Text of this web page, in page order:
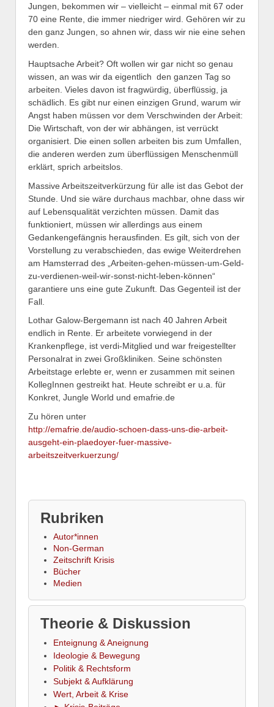
Jungen, bekommen wir – vielleicht – einmal mit 67 oder
70 eine Rente, die immer niedriger wird. Gehören wir zu
den ganz Jungen, so ahnen wir, dass wir nie eine sehen
werden.
Hauptsache Arbeit? Oft wollen wir gar nicht so genau
wissen, an was wir da eigentlich den ganzen Tag so
arbeiten. Vieles davon ist fragwürdig, überflüssig, ja
schädlich. Es gibt nur einen einzigen Grund, warum wir
Angst haben müssen vor dem Verschwinden der Arbeit:
Die Wirtschaft, von der wir abhängen, ist verrückt
organisiert. Die einen sollen arbeiten bis zum Umfallen,
die anderen werden zum überflüssigen Menschenmüll
erklärt, sprich arbeitslos.
Massive Arbeitszeitverkürzung für alle ist das Gebot der
Stunde. Und sie wäre durchaus machbar, ohne dass wir
auf Lebensqualität verzichten müssen. Damit das
funktioniert, müssen wir allerdings aus einem
Gedankengefängnis herausfinden. Es gilt, sich von der
Vorstellung zu verabschieden, das ewige Weiterdrehen
am Hamsterrad des „Arbeiten-gehen-müssen-um-Geld-
zu-verdienen-weil-wir-sonst-nicht-leben-können“
garantiere uns eine gute Zukunft. Das Gegenteil ist der
Fall.
Lothar Galow-Bergemann ist nach 40 Jahren Arbeit
endlich in Rente. Er arbeitete vorwiegend in der
Krankenpflege, ist verdi-Mitglied und war freigestellter
Personalrat in zwei Großkliniken. Seine schönsten
Arbeitstage erlebte er, wenn er zusammen mit seinen
KollegInnen gestreikt hat. Heute schreibt er u.a. für
Konkret, Jungle World und emafrie.de
Zu hören unter
http://emafrie.de/audio-schoen-dass-uns-die-arbeit-
ausgeht-ein-plaedoyer-fuer-massive-
arbeitszeitverkuerzung/
Rubriken
Autor*innen
Non-German
Zeitschrift Krisis
Bücher
Medien
Theorie & Diskussion
Enteignung & Aneignung
Ideologie & Bewegung
Politik & Rechtsform
Subjekt & Aufklärung
Wert, Arbeit & Krise